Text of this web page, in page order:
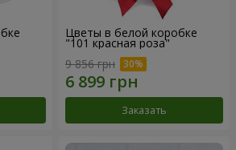
Цветы в белой коробке
"101 красная роза"
9 856 грн
Заказать